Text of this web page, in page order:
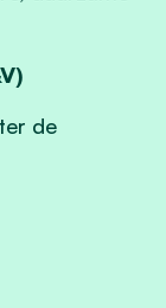
de